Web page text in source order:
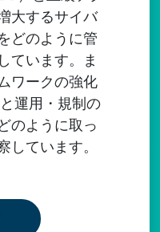
大するサイバ
どのように管
ています。ま
ワークの強化
運用・規制の
のように取っ
しています。